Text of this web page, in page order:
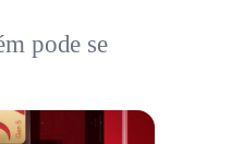
pode se